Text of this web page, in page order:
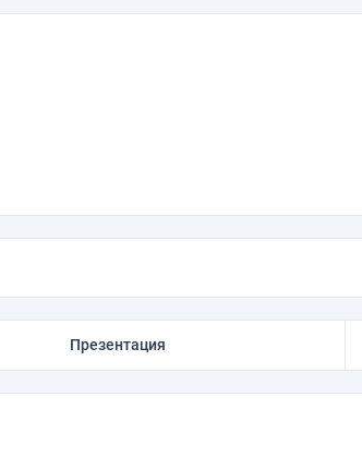
Презентация